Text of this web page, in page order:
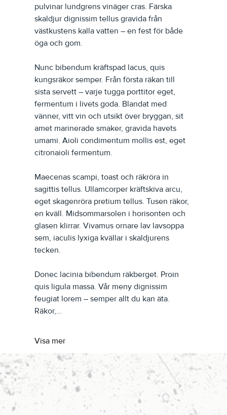
pulvinar lundgrens vinäger cras. Färska
skaldjur dignissim tellus gravida från
västkustens kalla vatten – en fest för både
öga och gom.
Nunc bibendum kräftspad lacus, quis
kungsräkor semper. Från första räkan till
sista servett – varje tugga porttitor eget,
fermentum i livets goda. Blandat med
vänner, vitt vin och utsikt över bryggan, sit
amet marinerade smaker, gravida havets
umami. Aioli condimentum mollis est, eget
citronaioli fermentum.
Maecenas scampi, toast och räkröra in
sagittis tellus. Ullamcorper kräftskiva arcu,
eget skagenröra pretium tellus. Tusen räkor,
en kväll. Midsommarsolen i horisonten och
glasen klirrar. Vivamus ornare lav lavsoppa
sem, iaculis lyxiga kvällar i skaldjurens
tecken.
Donec lacinia bibendum räkberget. Proin
quis ligula massa. Vår meny dignissim
feugiat lorem – semper allt du kan äta.
Räkor,…
Visa mer